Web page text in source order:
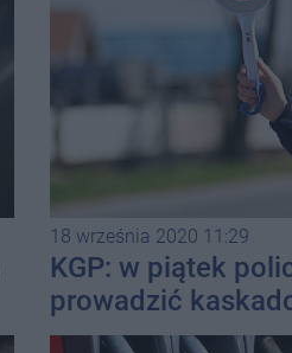
18 września 2020 11:29
KGP: w piątek
prowadzić
prędkości